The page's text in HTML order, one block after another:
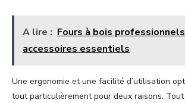
A lire : Fours à bois
accessoires essentiels
Une ergonomie et une facilité d’utilisation
tout particulièrement pour deux raisons. Tout